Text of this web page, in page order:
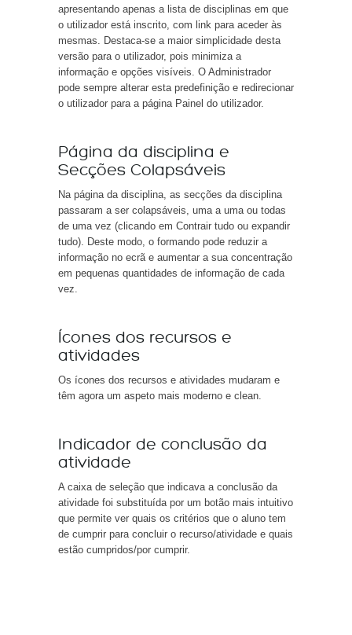
apresentando apenas a lista de disciplinas em que
o utilizador está inscrito, com link para aceder às
mesmas. Destaca-se a maior simplicidade desta
versão para o utilizador, pois minimiza a
informação e opções visíveis. O Administrador
pode sempre alterar esta predefinição e redirecionar
o utilizador para a página Painel do utilizador.
Página da disciplina e
Secções Colapsáveis
Na página da disciplina, as secções da disciplina
passaram a ser colapsáveis, uma a uma ou todas
de uma vez (clicando em Contrair tudo ou expandir
tudo). Deste modo, o formando pode reduzir a
informação no ecrã e aumentar a sua concentração
em pequenas quantidades de informação de cada
vez.
Ícones dos recursos e
atividades
Os ícones dos recursos e atividades mudaram e
têm agora um aspeto mais moderno e clean.
Indicador de conclusão da
atividade
A caixa de seleção que indicava a conclusão da
atividade foi substituída por um botão mais intuitivo
que permite ver quais os critérios que o aluno tem
de cumprir para concluir o recurso/atividade e quais
estão cumpridos/por cumprir.